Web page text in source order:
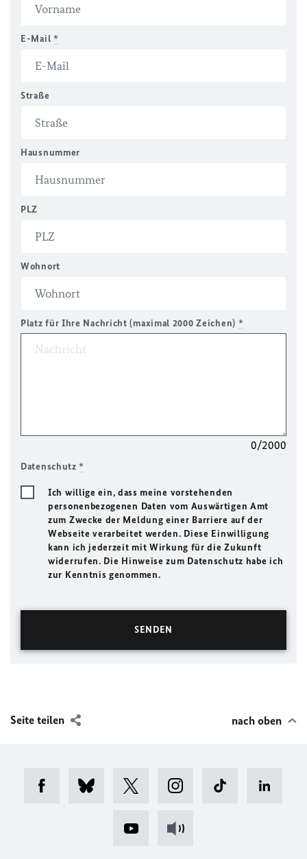
E-Mail *
Straße
Hausnummer
PLZ
Wohnort
Platz für Ihre Nachricht (maximal 2000 Zeichen) *
0/2000
Datenschutz*
Ich willige ein, dass meine vorstehenden
personenbezogenen Daten vom Auswärtigen Amt
zum Zwecke der Meldung einer Barriere auf der
Webseite verarbeitet werden. Diese Einwilligung
kann ich jederzeit mit Wirkung für die Zukunft
widerrufen. Die Hinweise zum Datenschutz habe ich
zur Kenntnis genommen.
Seite teilen nach oben